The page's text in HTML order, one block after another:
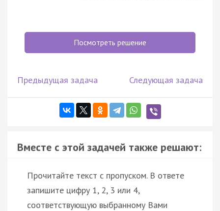
Посмотреть решение
Предыдущая задача Следующая задача
Вместе с этой задачей также решают:
Прочитайте текст с пропуском. В ответе
запишите цифру 1, 2, 3 или 4,
соответствующую выбранному Вами